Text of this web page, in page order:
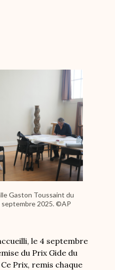
Gaston Toussaint du
septembre 2025. ©AP
le 4 septembre
du Prix Gide du
Prix, remis chaque